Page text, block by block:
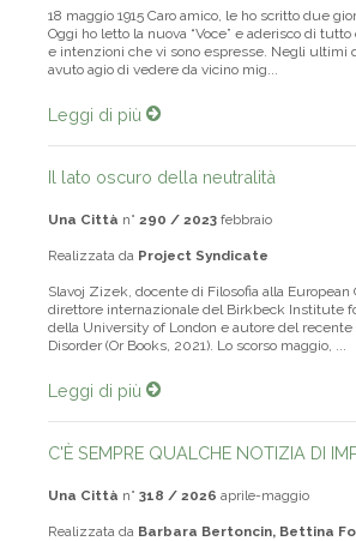
18 maggio 1915 Caro amico, le ho scritto due
Oggi ho letto la nuova “Voce” e aderisco di
e intenzioni che vi sono espresse. Negli ultimi
avuto agio di vedere da vicino mig...
Leggi di più
Il lato oscuro della neutralità
Una Città n° 290 / 2023 febbraio
Realizzata da Project Syndicate
Slavoj Zizek, docente di Filosofia alla European
direttore internazionale del Birkbeck Institute
della University of London e autore del
Disorder (Or Books, 2021). Lo scorso maggio, ...
Leggi di più
C'È SEMPRE QUALCHE NOTIZIA DI
Una Città n° 318 / 2026 aprile-maggio
Realizzata da Barbara Bertoncin, Bettina